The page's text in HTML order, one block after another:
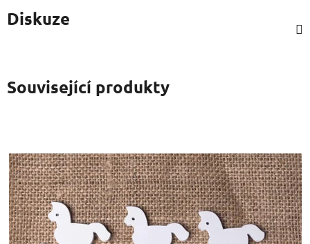
Diskuze
Související produkty